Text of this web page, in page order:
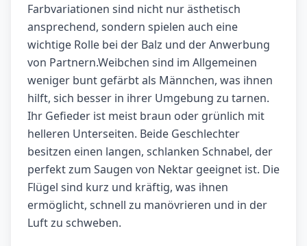
Farbvariationen sind nicht nur ästhetisch
ansprechend, sondern spielen auch eine
wichtige Rolle bei der Balz und der Anwerbung
von Partnern.Weibchen sind im Allgemeinen
weniger bunt gefärbt als Männchen, was ihnen
hilft, sich besser in ihrer Umgebung zu tarnen.
Ihr Gefieder ist meist braun oder grünlich mit
helleren Unterseiten. Beide Geschlechter
besitzen einen langen, schlanken Schnabel, der
perfekt zum Saugen von Nektar geeignet ist. Die
Flügel sind kurz und kräftig, was ihnen
ermöglicht, schnell zu manövrieren und in der
Luft zu schweben.